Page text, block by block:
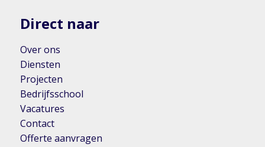
Direct naar
Over ons
Diensten
Projecten
Bedrijfsschool
Vacatures
Contact
Offerte aanvragen